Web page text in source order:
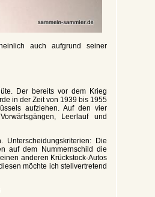
auch aufgrund seiner
Der bereits vor dem Krieg
in der Zeit von 1939 bis 1955
aufziehen. Auf den vier
Leerlauf und
Die
auf dem Nummernschild die
anderen Krückstock-Autos
möchte ich stellvertretend